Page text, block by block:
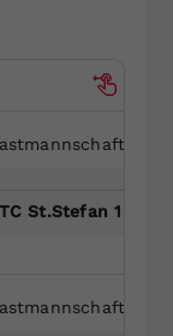
St.Stefan 1